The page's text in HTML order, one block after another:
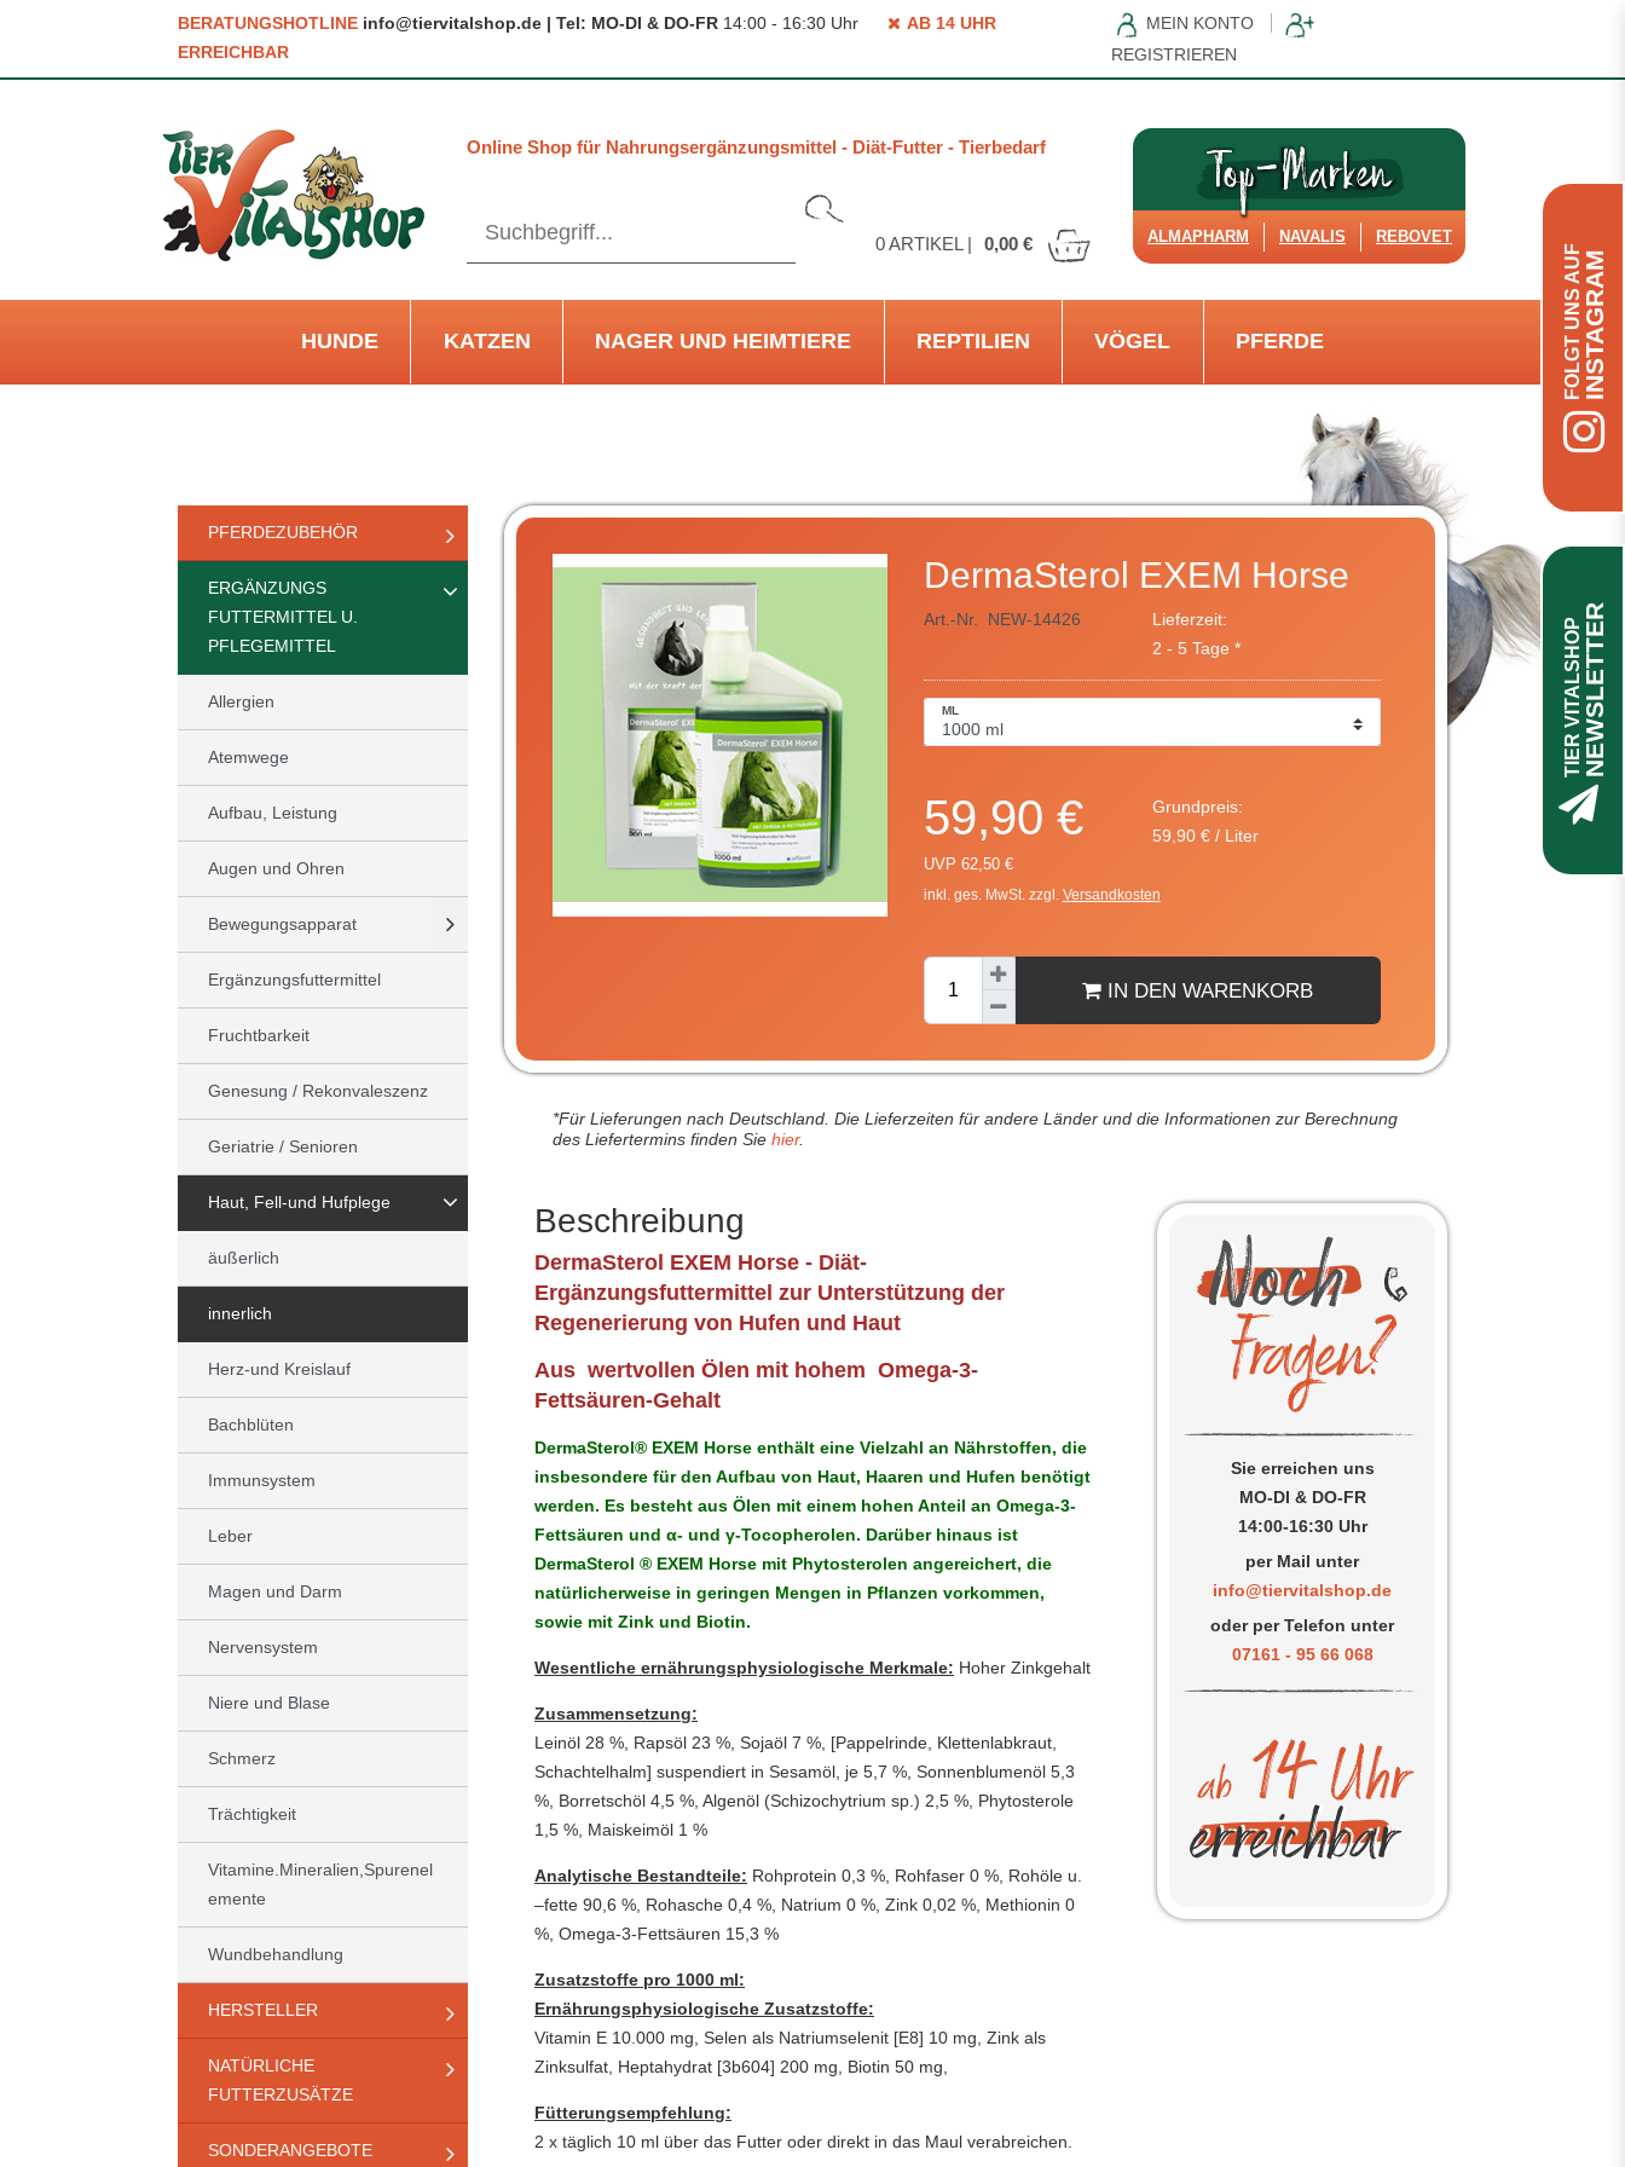
BERATUNGSHOTLINE info@tiervitalshop.de | Tel: MO-DI & DO-FR 14:00 - 16:30 Uhr
AB 14 UHR
ERREICHBAR
MEIN KONTO
REGISTRIEREN
Online Shop für Nahrungsergänzungsmittel - Diät-Futter - Tierbedarf
0ARTIKEL | 0,00 € ALMAPHARM NAVALIS REBOVET
HUNDE KATZEN NAGER UND HEIMTIERE REPTILIEN VÖGEL PFERDE
PFERDEZUBEHÖR
ERGÄNZUNGS
FUTTERMITTEL U.
PFLEGEMITTEL
Allergien
Atemwege
Aufbau, Leistung
Augen und Ohren
Bewegungsapparat
Ergänzungsfuttermittel
Fruchtbarkeit
Genesung / Rekonvaleszenz
Geriatrie / Senioren
Haut, Fell-und Hufplege
äußerlich
innerlich
Herz-und Kreislauf
Bachblüten
Immunsystem
Leber
Magen und Darm
Nervensystem
Niere und Blase
Schmerz
Trächtigkeit
Vitamine.Mineralien,Spurenel
emente
Wundbehandlung
HERSTELLER
NATÜRLICHE
FUTTERZUSÄTZE
SONDERANGEBOTE
DermaSterol EXEM Horse
Art.-Nr. NEW-14426
Lieferzeit:
2 - 5 Tage *
ML
59,90 €
UVP 62,50 €
Grundpreis:
59,90 € / Liter
inkl. ges. MwSt. zzgl. Versandkosten
IN DEN WARENKORB
*Für Lieferungen nach Deutschland. Die Lieferzeiten für andere Länder und die Informationen zur Berechnung
des Liefertermins finden Sie hier.
Sie erreichen uns
MO-DI & DO-FR
14:00-16:30 Uhr
per Mail unter
info@tiervitalshop.de
oder per Telefon unter
07161 - 95 66 068
Beschreibung
DermaSterol EXEM Horse - Diät-
Ergänzungsfuttermittel zur Unterstützung der
Regenerierung von Hufen und Haut
Aus wertvollen Ölen mit hohem Omega-3-
Fettsäuren-Gehalt
DermaSterol® EXEM Horse enthält eine Vielzahl an Nährstoffen, die
insbesondere für den Aufbau von Haut, Haaren und Hufen benötigt
werden. Es besteht aus Ölen mit einem hohen Anteil an Omega-3-
Fettsäuren und α- und γ-Tocopherolen. Darüber hinaus ist
DermaSterol ® EXEM Horse mit Phytosterolen angereichert, die
natürlicherweise in geringen Mengen in Pflanzen vorkommen,
sowie mit Zink und Biotin.
Wesentliche ernährungsphysiologische Merkmale: Hoher Zinkgehalt
Zusammensetzung:
Leinöl 28 %, Rapsöl 23 %, Sojaöl 7 %, [Pappelrinde, Klettenlabkraut,
Schachtelhalm] suspendiert in Sesamöl, je 5,7 %, Sonnenblumenöl 5,3
%, Borretschöl 4,5 %, Algenöl (Schizochytrium sp.) 2,5 %, Phytosterole
1,5 %, Maiskeimöl 1 %
Analytische Bestandteile: Rohprotein 0,3 %, Rohfaser 0 %, Rohöle u.
–fette 90,6 %, Rohasche 0,4 %, Natrium 0 %, Zink 0,02 %, Methionin 0
%, Omega-3-Fettsäuren 15,3 %
Zusatzstoffe pro 1000 ml:
Ernährungsphysiologische Zusatzstoffe:
Vitamin E 10.000 mg, Selen als Natriumselenit [E8] 10 mg, Zink als
Zinksulfat, Heptahydrat [3b604] 200 mg, Biotin 50 mg,
Fütterungsempfehlung:
2 x täglich 10 ml über das Futter oder direkt in das Maul verabreichen.
FOLGT UNS AUFINSTAGRAM
TIER VITALSHOPNEWSLETTER